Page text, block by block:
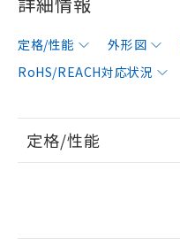
定格/性能 外形図
RoHS/REACH対応状況
定格/性能